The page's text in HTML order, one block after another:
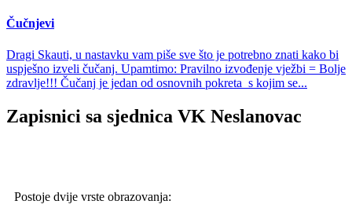
Čučnjevi
Dragi Skauti, u nastavku vam piše sve što je potrebno znati kako bi
uspješno izveli čučanj. Upamtimo: Pravilno izvođenje vježbi = Bolje
zdravlje!!! Čučanj je jedan od osnovnih pokreta s kojim se...
Zapisnici sa sjednica VK Neslanovac
Postoje dvije vrste obrazovanja: